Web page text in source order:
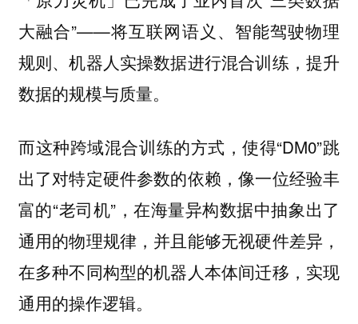
大融合”——将互联网语义、智能驾驶物理
规则、机器人实操数据进行混合训练，提升
数据的规模与质量。
而这种跨域混合训练的方式，使得“DM0”跳
出了对特定硬件参数的依赖，像一位经验丰
富的“老司机”，在海量异构数据中抽象出了
通用的物理规律，并且能够无视硬件差异，
在多种不同构型的机器人本体间迁移，实现
通用的操作逻辑。